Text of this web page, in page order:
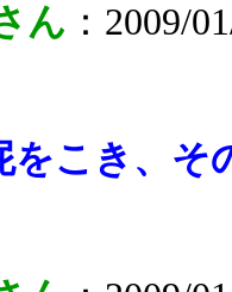
ん ：2009/
をこき、